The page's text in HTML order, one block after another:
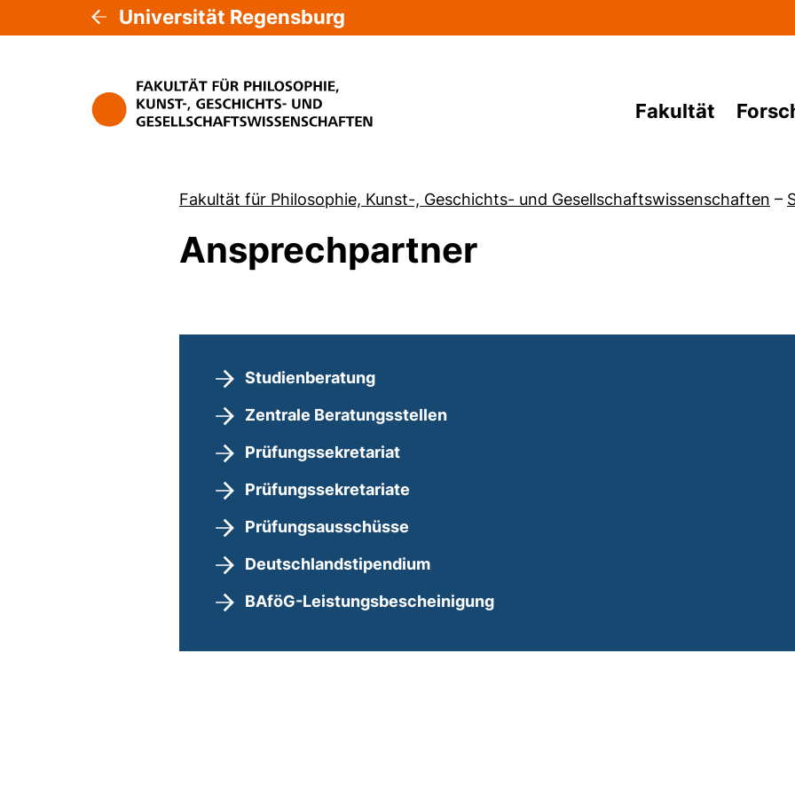
Universität Regensburg
Fakultät
Fakultät für Philosophie, Kunst-, Geschichts- und Gesellschaftswissenschaften –
Ansprechpartner
Studienberatung
Zentrale Beratungsstellen
Prüfungssekretariat
Prüfungssekretariate
Prüfungsausschüsse
Deutschlandstipendium
BAföG-Leistungsbescheinigung